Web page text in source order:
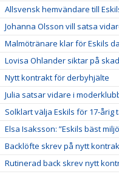
Allsvensk hemvändare till
Johanna Olsson vill satsa
Malmötränare klar för Eskils
Lovisa Ohlander siktar på
Nytt kontrakt för derbyhjälte
Julia satsar vidare i
Solklart välja Eskils för 17-årig
Elsa Isaksson: ”Eskils bäst
Backlöfte skrev på nytt
Rutinerad back skrev nytt